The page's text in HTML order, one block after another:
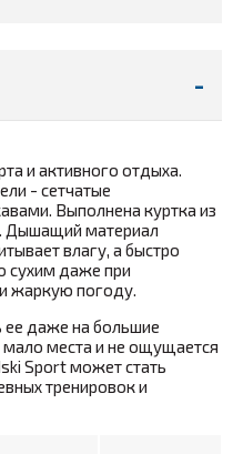
и активного отдыха.
- сетчатые
Выполнена куртка из
Дышащий материал
влагу, а быстро
сухим даже при
жаркую погоду.
ее даже на большие
мало места и не ощущается
Sport может стать
тренировок и